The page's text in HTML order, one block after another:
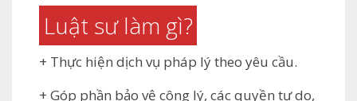
Luật sư làm gì?
+ Thực hiện dịch vụ pháp lý theo yêu cầu.
+ Góp phần bảo vệ công lý, các quyền tự do,